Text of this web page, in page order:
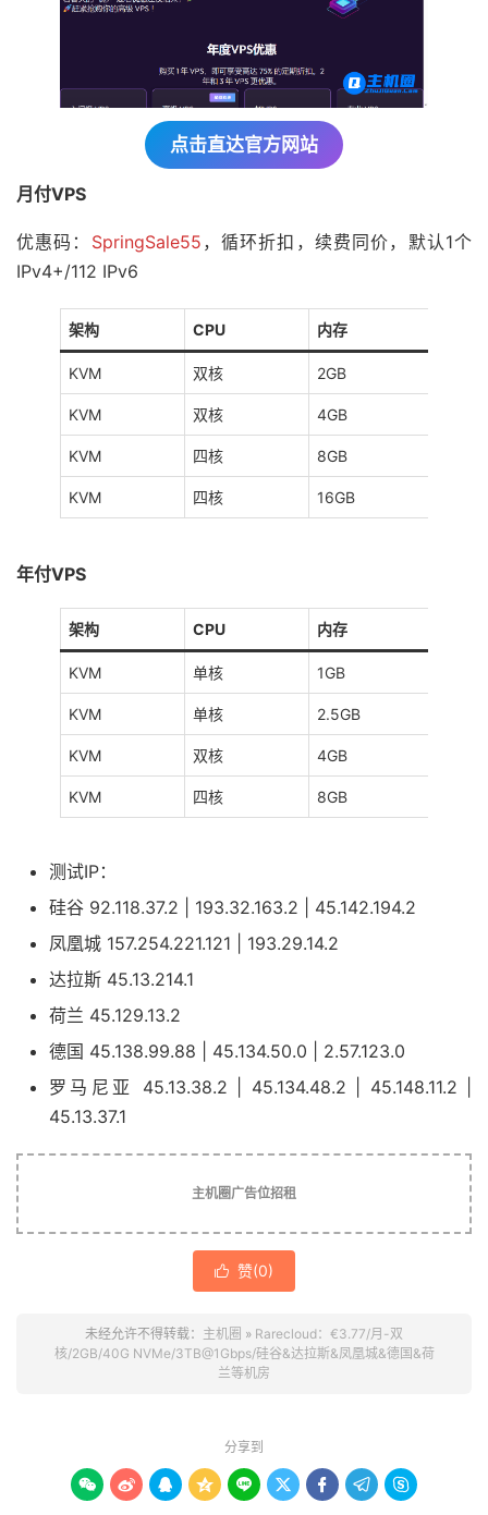
点击直达官方网站
月付VPS
优惠码： SpringSale55 ，循环折扣，续费同价，默认1个
IPv4+/112 IPv6
架构 CPU 内存
KVM 双核 2GB
KVM 双核 4GB
KVM 四核 8GB
KVM 四核 16GB
年付VPS
架构 CPU 内存
KVM 单核 1GB
KVM 单核 2.5GB
KVM 双核 4GB
KVM 四核 8GB
测试IP：
硅谷 92.118.37.2 | 193.32.163.2 | 45.142.194.2
凤凰城 157.254.221.121 | 193.29.14.2
达拉斯 45.13.214.1
荷兰 45.129.13.2
德国 45.138.99.88 | 45.134.50.0 | 2.57.123.0
罗马尼亚 45.13.38.2 | 45.134.48.2 | 45.148.11.2 |
45.13.37.1
主机圈广告位招租
 赞(0)
未经允许不得转载： 主机圈 » Rarecloud：€3.77/月-双
核/2GB/40G NVMe/3TB@1Gbps/硅谷&达拉斯&凤凰城&德国&荷
兰等机房
分享到
        